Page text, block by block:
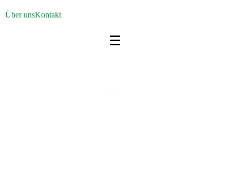
Über unsKontakt